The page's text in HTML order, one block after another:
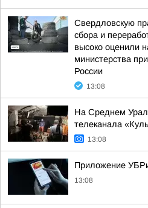
Свердловскую
сбора и
высоко оценили
министерства
России
13:08
На Среднем
телеканала
13:08
Приложение
13:08